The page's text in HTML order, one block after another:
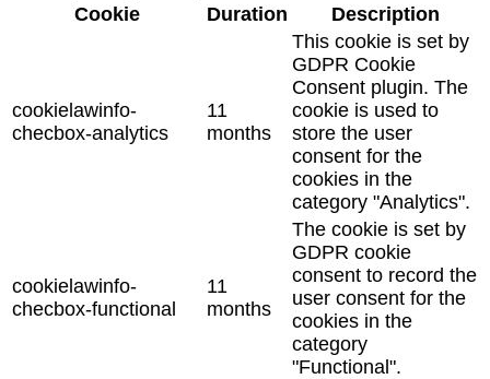
Cookie
Duration Description
cookielawinfo-
checbox-analytics
11
months
This cookie is set by
GDPR Cookie
Consent plugin. The
cookie is used to
store the user
consent for the
cookies in the
category "Analytics".
cookielawinfo-
checbox-functional
11
months
The cookie is set by
GDPR cookie
consent to record the
user consent for the
cookies in the
category
"Functional".